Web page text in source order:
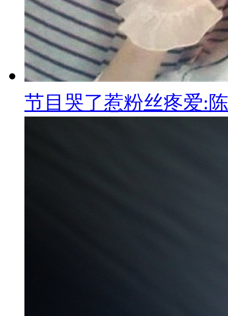
节目哭了惹粉丝疼爱: